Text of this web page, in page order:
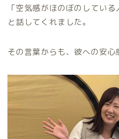
「空気感がほのぼのしている
と話してくれました。
その言葉からも、彼への安心